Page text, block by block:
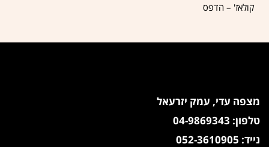
קולאז' – הדפס
מצפה עדי, עמק יזרעאל
טלפון: 04-9869343
נייד: 052-3610905